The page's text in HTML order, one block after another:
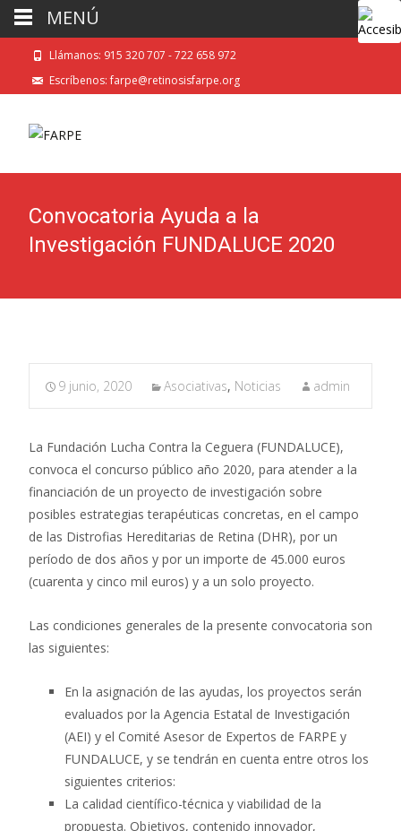
Llámanos: 915 320 707 - 722 658 972
Escríbenos: farpe@retinosisfarpe.org
Convocatoria Ayuda a la
Investigación FUNDALUCE 2020
9 junio, 2020 Asociativas, Noticias admin
La Fundación Lucha Contra la Ceguera (FUNDALUCE),
convoca el concurso público año 2020, para atender a la
financiación de un proyecto de investigación sobre
posibles estrategias terapéuticas concretas, en el campo
de las Distrofias Hereditarias de Retina (DHR), por un
período de dos años y por un importe de 45.000 euros
(cuarenta y cinco mil euros) y a un solo proyecto.
Las condiciones generales de la presente convocatoria son
las siguientes:
En la asignación de las ayudas, los proyectos serán
evaluados por la Agencia Estatal de Investigación
(AEI) y el Comité Asesor de Expertos de FARPE y
FUNDALUCE, y se tendrán en cuenta entre otros los
siguientes criterios:
La calidad científico-técnica y viabilidad de la
propuesta. Objetivos, contenido innovador,
MENÚ